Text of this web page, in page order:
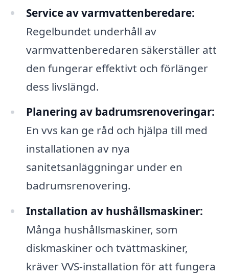
Service av varmvattenberedare:
Regelbundet underhåll av
varmvattenberedaren säkerställer att
den fungerar effektivt och förlänger
dess livslängd.
Planering av badrumsrenoveringar:
En vvs kan ge råd och hjälpa till med
installationen av nya
sanitetsanläggningar under en
badrumsrenovering.
Installation av hushållsmaskiner:
Många hushållsmaskiner, som
diskmaskiner och tvättmaskiner,
kräver VVS-installation för att fungera